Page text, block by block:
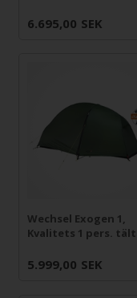
6.695,00 SEK
Wechsel Exogen 1,
Kvalitets 1 pers. tält
5.999,00 SEK